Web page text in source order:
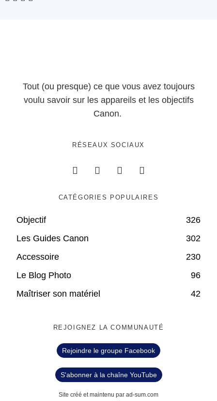
Tout (ou presque) ce que vous avez toujours
voulu savoir sur les appareils et les objectifs
Canon.
RÉSEAUX SOCIAUX
CATÉGORIES POPULAIRES
Objectif
326
Les Guides Canon
302
Accessoire
230
Le Blog Photo
96
Maîtriser son matériel
42
REJOIGNEZ LA COMMUNAUTÉ
Rejoindre le groupe Facebook
S'abonner à la chaîne YouTube
Site créé et maintenu par ad-sum.com